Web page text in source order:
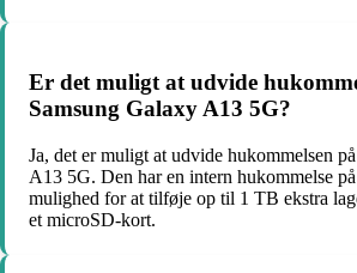
Er det muligt at udvide
Samsung Galaxy A13 5G?
Ja, det er muligt at udvide hukommelsen
A13 5G. Den har en intern hukommelse
mulighed for at tilføje op til 1 TB ekstra
et microSD-kort.